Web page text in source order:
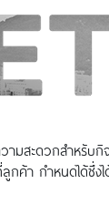
วามสะดวกสำหรั
ค้า กำหนดได้ซึ่ง